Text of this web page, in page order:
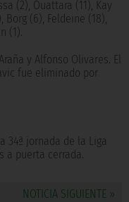
(2), Ouattara (11), Kay
(6), Feldeine (18),
(1).
y Alfonso Olivares. El
fue eliminado por
34ª jornada de la Liga
a puerta cerrada.
NOTICIA SIGUIENTE »